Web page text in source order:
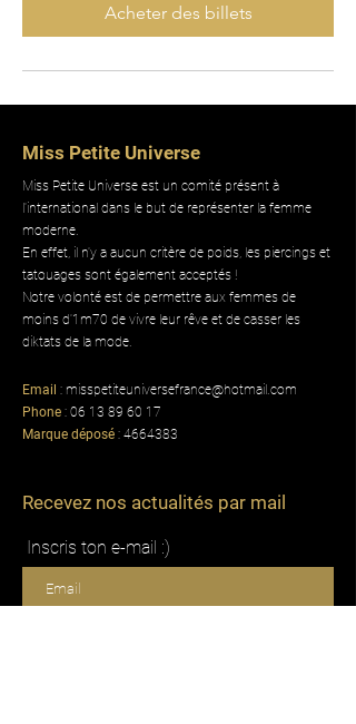
Acheter des billets
Miss Petite Universe
Miss Petite Universe est un comité présent à
l'international dans le but de représenter la femme
moderne.
En effet, il n'y a aucun critère de poids, les piercings et
tatouages sont également acceptés !
Notre volonté est de permettre aux femmes de
moins d'1m70 de vivre leur rêve et de casser les
diktats de la mode.
Email : misspetiteuniversefrance@hotmail.com
Phone : 06 13 89 60 17
Marque déposé : 4664383
Recevez nos actualités par mail
Inscris ton e-mail :)